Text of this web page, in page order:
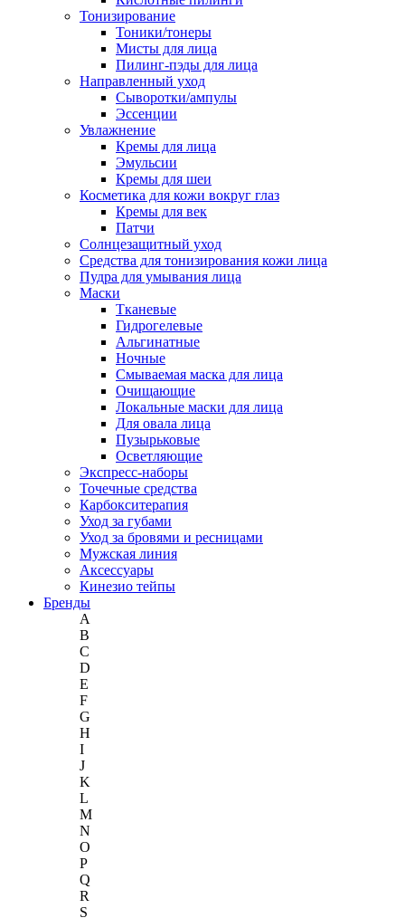
Тонизирование
Тоники/тонеры
Мисты для лица
Пилинг-пэды для лица
Направленный уход
Сыворотки/ампулы
Эссенции
Увлажнение
Кремы для лица
Эмульсии
Кремы для шеи
Косметика для кожи вокруг глаз
Кремы для век
Патчи
Солнцезащитный уход
Средства для тонизирования кожи лица
Пудра для умывания лица
Маски
Тканевые
Гидрогелевые
Альгинатные
Ночные
Смываемая маска для лица
Очищающие
Локальные маски для лица
Для овала лица
Пузырьковые
Осветляющие
Экспресс-наборы
Точечные средства
Карбокситерапия
Уход за губами
Уход за бровями и ресницами
Мужская линия
Аксессуары
Кинезио тейпы
Бренды
A
B
C
D
E
F
G
H
I
J
K
L
M
N
O
P
Q
R
S